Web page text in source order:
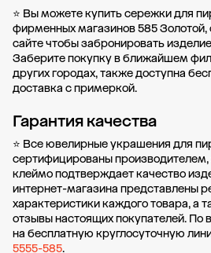
⭐ Вы можете купить сережки для
фирменных магазинов 585 Золотой,
сайте чтобы забронировать
Заберите покупку в ближайшем
других городах, также доступна
доставка с примеркой.
Гарантия качества
⭐ Все ювелирные украшения для
сертифицированы производителем,
клеймо подтверждает качество
интернет-магазина представлены
характеристики каждого товара, а
отзывы настоящих покупателей. По
на бесплатную круглосуточную
5555-585.